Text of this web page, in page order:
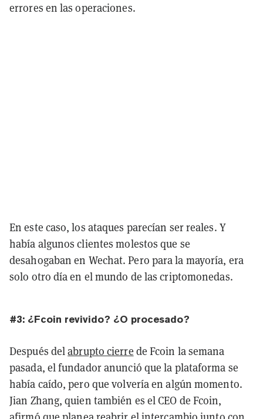
errores en las operaciones.
En este caso, los ataques parecían ser reales. Y
había algunos clientes molestos que se
desahogaban en Wechat. Pero para la mayoría, era
solo otro día en el mundo de las criptomonedas.
#3: ¿Fcoin revivido? ¿O procesado?
Después delabrupto cierre de Fcoin la semana
pasada, el fundador anunció que la plataforma se
había caído, pero que volvería en algún momento.
Jian Zhang, quien también es el CEO de Fcoin,